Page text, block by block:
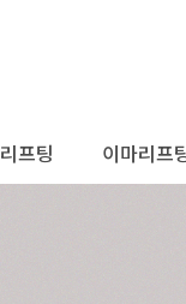
리프팅 이마리프